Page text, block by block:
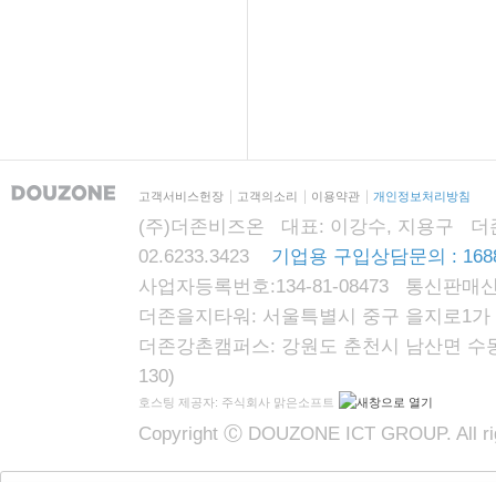
고객서비스헌장 고객의소리 이용약관 개인정보처리방침
(주)더존비즈온 대표: 이강수, 지용구 더
02.6233.3423 기업용 구입상담문의 :
사업자등록번호:134-81-08473 통신판매
더존을지타워: 서울특별시 중구 을지로1
더존강촌캠퍼스: 강원도 춘천시 남산면
130)
호스팅 제공자: 주식회사 맑은소프트
Copyright Ⓒ DOUZONE ICT GROUP. All